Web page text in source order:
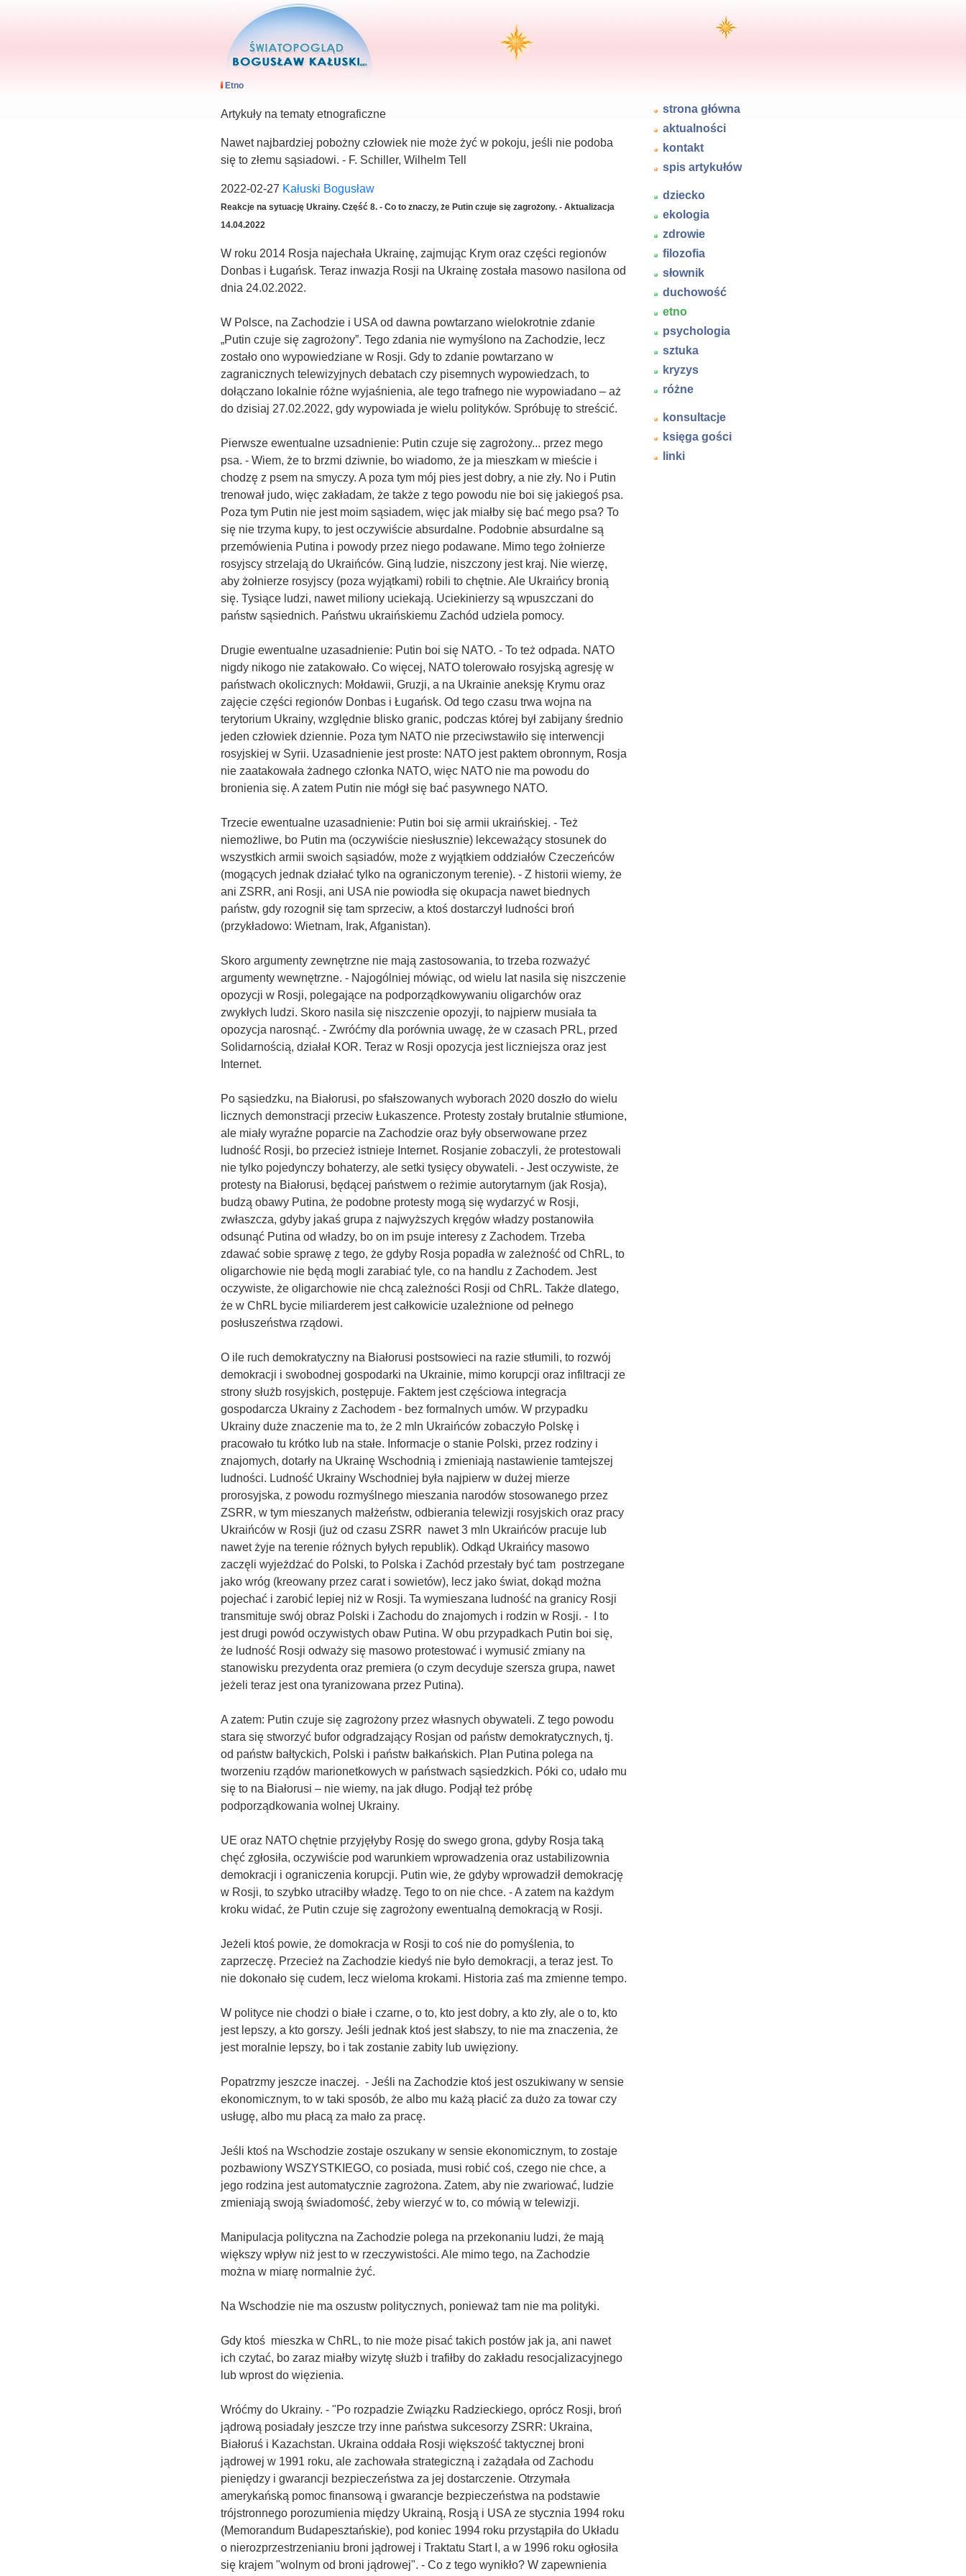
strona główna
aktualności
kontakt
spis artykułów
dziecko
ekologia
zdrowie
filozofia
słownik
duchowość
etno
psychologia
sztuka
kryzys
różne
konsultacje
księga gości
linki
Etno
Artykuły na tematy etnograficzne
Nawet najbardziej pobożny człowiek nie może żyć w pokoju, jeśli nie podoba
się to złemu sąsiadowi. - F. Schiller, Wilhelm Tell
2022-02-27 Kałuski Bogusław
Reakcje na sytuację Ukrainy. Część 8. - Co to znaczy, że Putin czuje się zagrożony. - Aktualizacja
14.04.2022
W roku 2014 Rosja najechała Ukrainę, zajmując Krym oraz części regionów
Donbas i Ługańsk. Teraz inwazja Rosji na Ukrainę została masowo nasilona od
dnia 24.02.2022.
W Polsce, na Zachodzie i USA od dawna powtarzano wielokrotnie zdanie
„Putin czuje się zagrożony”. Tego zdania nie wymyślono na Zachodzie, lecz
zostało ono wypowiedziane w Rosji. Gdy to zdanie powtarzano w
zagranicznych telewizyjnych debatach czy pisemnych wypowiedzach, to
dołączano lokalnie różne wyjaśnienia, ale tego trafnego nie wypowiadano – aż
do dzisiaj 27.02.2022, gdy wypowiada je wielu polityków. Spróbuję to streścić.
Pierwsze ewentualne uzsadnienie: Putin czuje się zagrożony... przez mego
psa. - Wiem, że to brzmi dziwnie, bo wiadomo, że ja mieszkam w mieście i
chodzę z psem na smyczy. A poza tym mój pies jest dobry, a nie zły. No i Putin
trenował judo, więc zakładam, że także z tego powodu nie boi się jakiegoś psa.
Poza tym Putin nie jest moim sąsiadem, więc jak miałby się bać mego psa? To
się nie trzyma kupy, to jest oczywiście absurdalne. Podobnie absurdalne są
przemówienia Putina i powody przez niego podawane. Mimo tego żołnierze
rosyjscy strzelają do Ukraińców. Giną ludzie, niszczony jest kraj. Nie wierzę,
aby żołnierze rosyjscy (poza wyjątkami) robili to chętnie. Ale Ukraińcy bronią
się. Tysiące ludzi, nawet miliony uciekają. Uciekinierzy są wpuszczani do
państw sąsiednich. Państwu ukraińskiemu Zachód udziela pomocy.
Drugie ewentualne uzasadnienie: Putin boi się NATO. - To też odpada. NATO
nigdy nikogo nie zatakowało. Co więcej, NATO tolerowało rosyjską agresję w
państwach okolicznych: Mołdawii, Gruzji, a na Ukrainie aneksję Krymu oraz
zajęcie części regionów Donbas i Ługańsk. Od tego czasu trwa wojna na
terytorium Ukrainy, względnie blisko granic, podczas której był zabijany średnio
jeden człowiek dziennie. Poza tym NATO nie przeciwstawiło się interwencji
rosyjskiej w Syrii. Uzasadnienie jest proste: NATO jest paktem obronnym, Rosja
nie zaatakowała żadnego członka NATO, więc NATO nie ma powodu do
bronienia się. A zatem Putin nie mógł się bać pasywnego NATO.
Trzecie ewentualne uzasadnienie: Putin boi się armii ukraińskiej. - Też
niemożliwe, bo Putin ma (oczywiście niesłusznie) lekceważący stosunek do
wszystkich armii swoich sąsiadów, może z wyjątkiem oddziałów Czeczeńców
(mogących jednak działać tylko na ograniczonym terenie). - Z historii wiemy, że
ani ZSRR, ani Rosji, ani USA nie powiodła się okupacja nawet biednych
państw, gdy rozognił się tam sprzeciw, a ktoś dostarczył ludności broń
(przykładowo: Wietnam, Irak, Afganistan).
Skoro argumenty zewnętrzne nie mają zastosowania, to trzeba rozważyć
argumenty wewnętrzne. - Najogólniej mówiąc, od wielu lat nasila się niszczenie
opozycji w Rosji, polegające na podporządkowywaniu oligarchów oraz
zwykłych ludzi. Skoro nasila się niszczenie opozyji, to najpierw musiała ta
opozycja narosnąć. - Zwróćmy dla porównia uwagę, że w czasach PRL, przed
Solidarnością, działał KOR. Teraz w Rosji opozycja jest liczniejsza oraz jest
Internet.
Po sąsiedzku, na Białorusi, po sfałszowanych wyborach 2020 doszło do wielu
licznych demonstracji przeciw Łukaszence. Protesty zostały brutalnie stłumione,
ale miały wyraźne poparcie na Zachodzie oraz były obserwowane przez
ludność Rosji, bo przecież istnieje Internet. Rosjanie zobaczyli, że protestowali
nie tylko pojedynczy bohaterzy, ale setki tysięcy obywateli. - Jest oczywiste, że
protesty na Białorusi, będącej państwem o reżimie autorytarnym (jak Rosja),
budzą obawy Putina, że podobne protesty mogą się wydarzyć w Rosji,
zwłaszcza, gdyby jakaś grupa z najwyższych kręgów władzy postanowiła
odsunąć Putina od władzy, bo on im psuje interesy z Zachodem. Trzeba
zdawać sobie sprawę z tego, że gdyby Rosja popadła w zależność od ChRL, to
oligarchowie nie będą mogli zarabiać tyle, co na handlu z Zachodem. Jest
oczywiste, że oligarchowie nie chcą zależności Rosji od ChRL. Także dlatego,
że w ChRL bycie miliarderem jest całkowicie uzależnione od pełnego
posłuszeństwa rządowi.
O ile ruch demokratyczny na Białorusi postsowieci na razie stłumili, to rozwój
demokracji i swobodnej gospodarki na Ukrainie, mimo korupcji oraz infiltracji ze
strony służb rosyjskich, postępuje. Faktem jest częściowa integracja
gospodarcza Ukrainy z Zachodem - bez formalnych umów. W przypadku
Ukrainy duże znaczenie ma to, że 2 mln Ukraińców zobaczyło Polskę i
pracowało tu krótko lub na stałe. Informacje o stanie Polski, przez rodziny i
znajomych, dotarły na Ukrainę Wschodnią i zmieniają nastawienie tamtejszej
ludności. Ludność Ukrainy Wschodniej była najpierw w dużej mierze
prorosyjska, z powodu rozmyślnego mieszania narodów stosowanego przez
ZSRR, w tym mieszanych małżeństw, odbierania telewizji rosyjskich oraz pracy
Ukraińców w Rosji (już od czasu ZSRR nawet 3 mln Ukraińców pracuje lub
nawet żyje na terenie różnych byłych republik). Odkąd Ukraińcy masowo
zaczęli wyjeżdżać do Polski, to Polska i Zachód przestały być tam postrzegane
jako wróg (kreowany przez carat i sowietów), lecz jako świat, dokąd można
pojechać i zarobić lepiej niż w Rosji. Ta wymieszana ludność na granicy Rosji
transmituje swój obraz Polski i Zachodu do znajomych i rodzin w Rosji. - I to
jest drugi powód oczywistych obaw Putina. W obu przypadkach Putin boi się,
że ludność Rosji odważy się masowo protestować i wymusić zmiany na
stanowisku prezydenta oraz premiera (o czym decyduje szersza grupa, nawet
jeżeli teraz jest ona tyranizowana przez Putina).
A zatem: Putin czuje się zagrożony przez własnych obywateli. Z tego powodu
stara się stworzyć bufor odgradzający Rosjan od państw demokratycznych, tj.
od państw bałtyckich, Polski i państw bałkańskich. Plan Putina polega na
tworzeniu rządów marionetkowych w państwach sąsiedzkich. Póki co, udało mu
się to na Białorusi – nie wiemy, na jak długo. Podjął też próbę
podporządkowania wolnej Ukrainy.
UE oraz NATO chętnie przyjęłyby Rosję do swego grona, gdyby Rosja taką
chęć zgłosiła, oczywiście pod warunkiem wprowadzenia oraz ustabilizownia
demokracji i ograniczenia korupcji. Putin wie, że gdyby wprowadził demokrację
w Rosji, to szybko utraciłby władzę. Tego to on nie chce. - A zatem na każdym
kroku widać, że Putin czuje się zagrożony ewentualną demokracją w Rosji.
Jeżeli ktoś powie, że domokracja w Rosji to coś nie do pomyślenia, to
zaprzeczę. Przecież na Zachodzie kiedyś nie było demokracji, a teraz jest. To
nie dokonało się cudem, lecz wieloma krokami. Historia zaś ma zmienne tempo.
W polityce nie chodzi o białe i czarne, o to, kto jest dobry, a kto zły, ale o to, kto
jest lepszy, a kto gorszy. Jeśli jednak ktoś jest słabszy, to nie ma znaczenia, że
jest moralnie lepszy, bo i tak zostanie zabity lub uwięziony.
Popatrzmy jeszcze inaczej. - Jeśli na Zachodzie ktoś jest oszukiwany w sensie
ekonomicznym, to w taki sposób, że albo mu każą płacić za dużo za towar czy
usługę, albo mu płacą za mało za pracę.
Jeśli ktoś na Wschodzie zostaje oszukany w sensie ekonomicznym, to zostaje
pozbawiony WSZYSTKIEGO, co posiada, musi robić coś, czego nie chce, a
jego rodzina jest automatycznie zagrożona. Zatem, aby nie zwariować, ludzie
zmieniają swoją świadomość, żeby wierzyć w to, co mówią w telewizji.
Manipulacja polityczna na Zachodzie polega na przekonaniu ludzi, że mają
większy wpływ niż jest to w rzeczywistości. Ale mimo tego, na Zachodzie
można w miarę normalnie żyć.
Na Wschodzie nie ma oszustw politycznych, ponieważ tam nie ma polityki.
Gdy ktoś mieszka w ChRL, to nie może pisać takich postów jak ja, ani nawet
ich czytać, bo zaraz miałby wizytę służb i trafiłby do zakładu resocjalizacyjnego
lub wprost do więzienia.
Wróćmy do Ukrainy. - "Po rozpadzie Związku Radzieckiego, oprócz Rosji, broń
jądrową posiadały jeszcze trzy inne państwa sukcesorzy ZSRR: Ukraina,
Białoruś i Kazachstan. Ukraina oddała Rosji większość taktycznej broni
jądrowej w 1991 roku, ale zachowała strategiczną i zażądała od Zachodu
pieniędzy i gwarancji bezpieczeństwa za jej dostarczenie. Otrzymała
amerykańską pomoc finansową i gwarancje bezpieczeństwa na podstawie
trójstronnego porozumienia między Ukrainą, Rosją i USA ze stycznia 1994 roku
(Memorandum Budapesztańskie), pod koniec 1994 roku przystąpiła do Układu
o nierozprzestrzenianiu broni jądrowej i Traktatu Start I, a w 1996 roku ogłosiła
się krajem "wolnym od broni jądrowej". - Co z tego wynikło? W zapewnienia